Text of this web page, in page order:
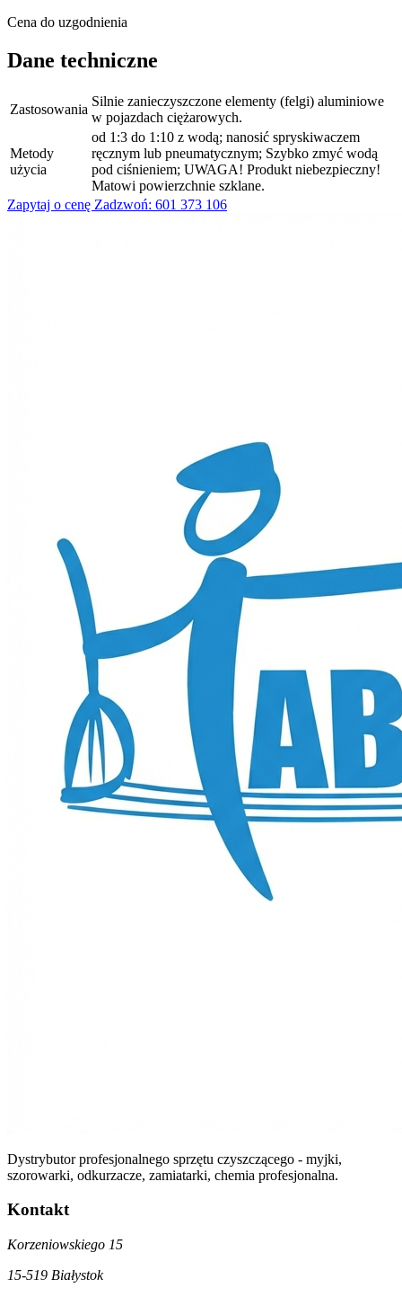
Cena do uzgodnienia
Dane techniczne
Zastosowania
Silnie zanieczyszczone elementy (felgi) aluminiowe
w pojazdach ciężarowych.
Metody
użycia
od 1:3 do 1:10 z wodą; nanosić spryskiwaczem
ręcznym lub pneumatycznym; Szybko zmyć wodą
pod ciśnieniem; UWAGA! Produkt niebezpieczny!
Matowi powierzchnie szklane.
Zapytaj o cenę Zadzwoń: 601 373 106
Dystrybutor profesjonalnego sprzętu czyszczącego - myjki,
szorowarki, odkurzacze, zamiatarki, chemia profesjonalna.
Kontakt
Korzeniowskiego 15
15-519 Białystok